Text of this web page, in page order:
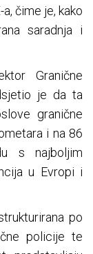
čime je, kako
saradnja i
Granične
je da ta
granične
i na 86
s najboljim
u Evropi i
po
policije te